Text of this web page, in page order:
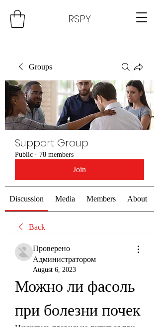
RSPY
Groups
Support Group
Public · 78 members
Join
Discussion Media Members About
Back
Проверено
Администратором
August 6, 2023
Можно ли фасоль
при болезни почек